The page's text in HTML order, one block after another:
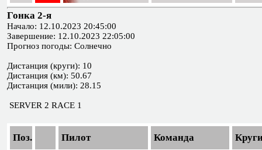
Гонка 2-я
Начало: 12.10.2023 20:45:00
Завершение: 12.10.2023 22:05:00
Прогноз погоды: Солнечно
Дистанция (круги): 10
Дистанция (км): 50.67
Дистанция (мили): 28.15
SERVER 2 RACE 1
Поз. Пилот Команда